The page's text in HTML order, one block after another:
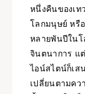
หนึ่งคืนของเท
โลกมนุษย์ หรื
หลายพันปีใน
จินตนาการ แ
ไอน์สไตน์ก็เส
เปลี่ยนตามคว